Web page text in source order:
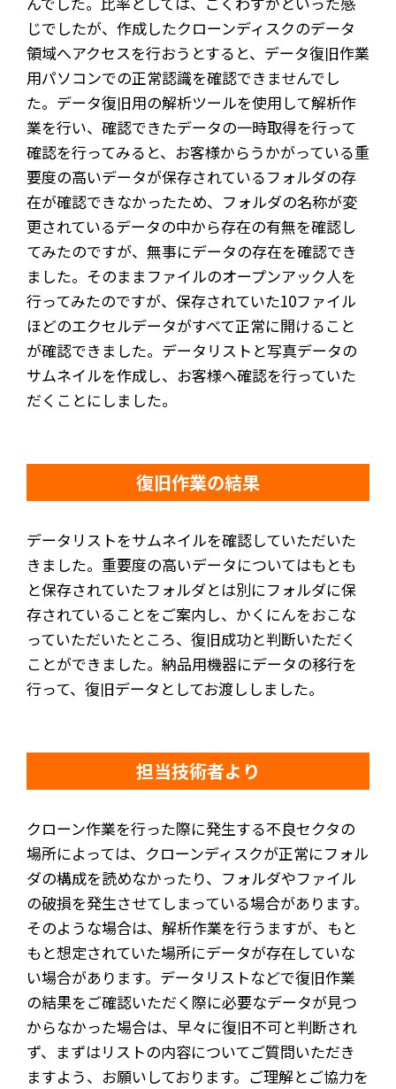
じでしたが、作成したクローンディスクのデータ
領域へアクセスを行おうとすると、データ復旧作業
用パソコンでの正常認識を確認できませんでし
た。データ復旧用の解析ツールを使用して解析作
業を行い、確認できたデータの一時取得を行って
確認を行ってみると、お客様からうかがっている重
要度の高いデータが保存されているフォルダの存
在が確認できなかったため、フォルダの名称が変
更されているデータの中から存在の有無を確認し
てみたのですが、無事にデータの存在を確認でき
ました。そのままファイルのオープンアック人を
行ってみたのですが、保存されていた10ファイル
ほどのエクセルデータがすべて正常に開けること
が確認できました。データリストと写真データの
サムネイルを作成し、お客様へ確認を行っていた
だくことにしました。
復旧作業の結果
データリストをサムネイルを確認していただいた
きました。重要度の高いデータについてはもとも
と保存されていたフォルダとは別にフォルダに保
存されていることをご案内し、かくにんをおこな
っていただいたところ、復旧成功と判断いただく
ことができました。納品用機器にデータの移行を
行って、復旧データとしてお渡ししました。
担当技術者より
クローン作業を行った際に発生する不良セクタの
場所によっては、クローンディスクが正常にフォル
ダの構成を読めなかったり、フォルダやファイル
の破損を発生させてしまっている場合があります。
そのような場合は、解析作業を行うますが、もと
もと想定されていた場所にデータが存在していな
い場合があります。データリストなどで復旧作業
の結果をご確認いただく際に必要なデータが見つ
からなかった場合は、早々に復旧不可と判断され
ず、まずはリストの内容についてご質問いただき
ますよう、お願いしております。ご理解とご協力を